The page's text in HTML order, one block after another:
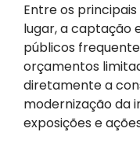
Entre os
lugar, a captação
públicos
orçamentos
diretamente a
modernização da
exposições e